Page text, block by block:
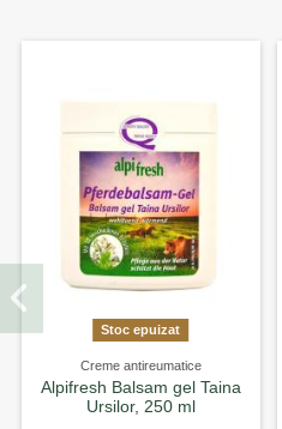
Stoc epuizat
Creme antireumatice
Alpifresh Balsam gel Taina
Ursilor, 250 ml